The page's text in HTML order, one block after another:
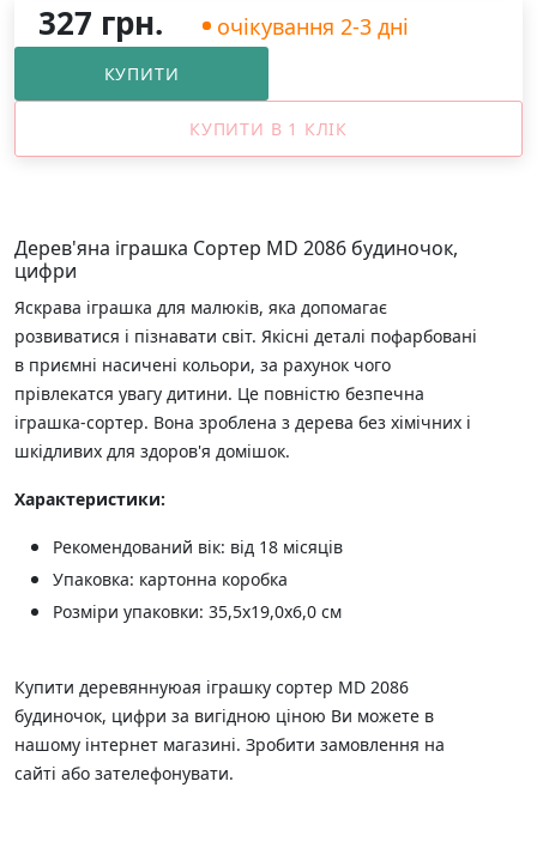
327 грн. очікування 2-3 дні
КУПИТИ
КУПИТИ В 1 КЛІК
Дерев'яна іграшка Сортер MD 2086 будиночок,
цифри
Яскрава іграшка для малюків, яка допомагає
розвиватися і пізнавати світ. Якісні деталі пофарбовані
в приємні насичені кольори, за рахунок чого
прівлекатся увагу дитини. Це повністю безпечна
іграшка-сортер. Вона зроблена з дерева без хімічних і
шкідливих для здоров'я домішок.
Характеристики:
Рекомендований вік: від 18 місяців
Упаковка: картонна коробка
Розміри упаковки: 35,5х19,0х6,0 см
Купити деревяннуюая іграшку сортер MD 2086
будиночок, цифри за вигідною ціною Ви можете в
нашому інтернет магазині. Зробити замовлення на
сайті або зателефонувати.